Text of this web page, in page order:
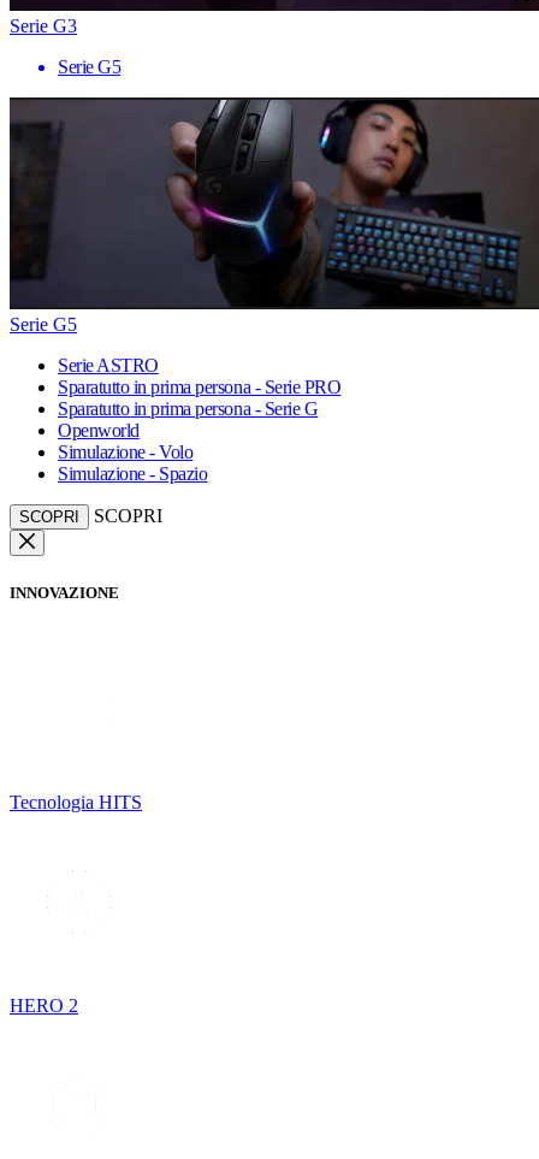
Serie G3
Serie G5
Serie G5
Serie ASTRO
Sparatutto in prima persona - Serie PRO
Sparatutto in prima persona - Serie G
Openworld
Simulazione - Volo
Simulazione - Spazio
SCOPRI SCOPRI
INNOVAZIONE
Tecnologia HITS
HERO 2